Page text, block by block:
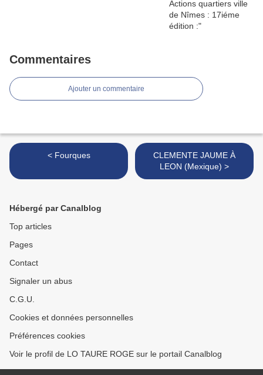
Commentaires
Ajouter un commentaire
< Fourques
CLEMENTE JAUME À
LEON (Mexique) >
Hébergé par Canalblog
Top articles
Pages
Contact
Signaler un abus
C.G.U.
Cookies et données personnelles
Préférences cookies
Voir le profil de LO TAURE ROGE sur le portail Canalblog